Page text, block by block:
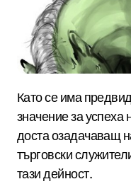
Като се има предвид, че продажбите са от особено
значение за успеха
доста озадачаващ
търговски
тази дейност.